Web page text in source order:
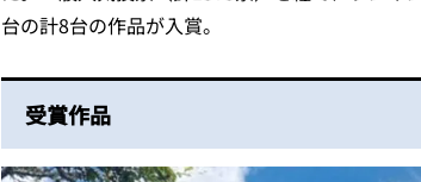
台の計8台の作品が入賞。
受賞作品